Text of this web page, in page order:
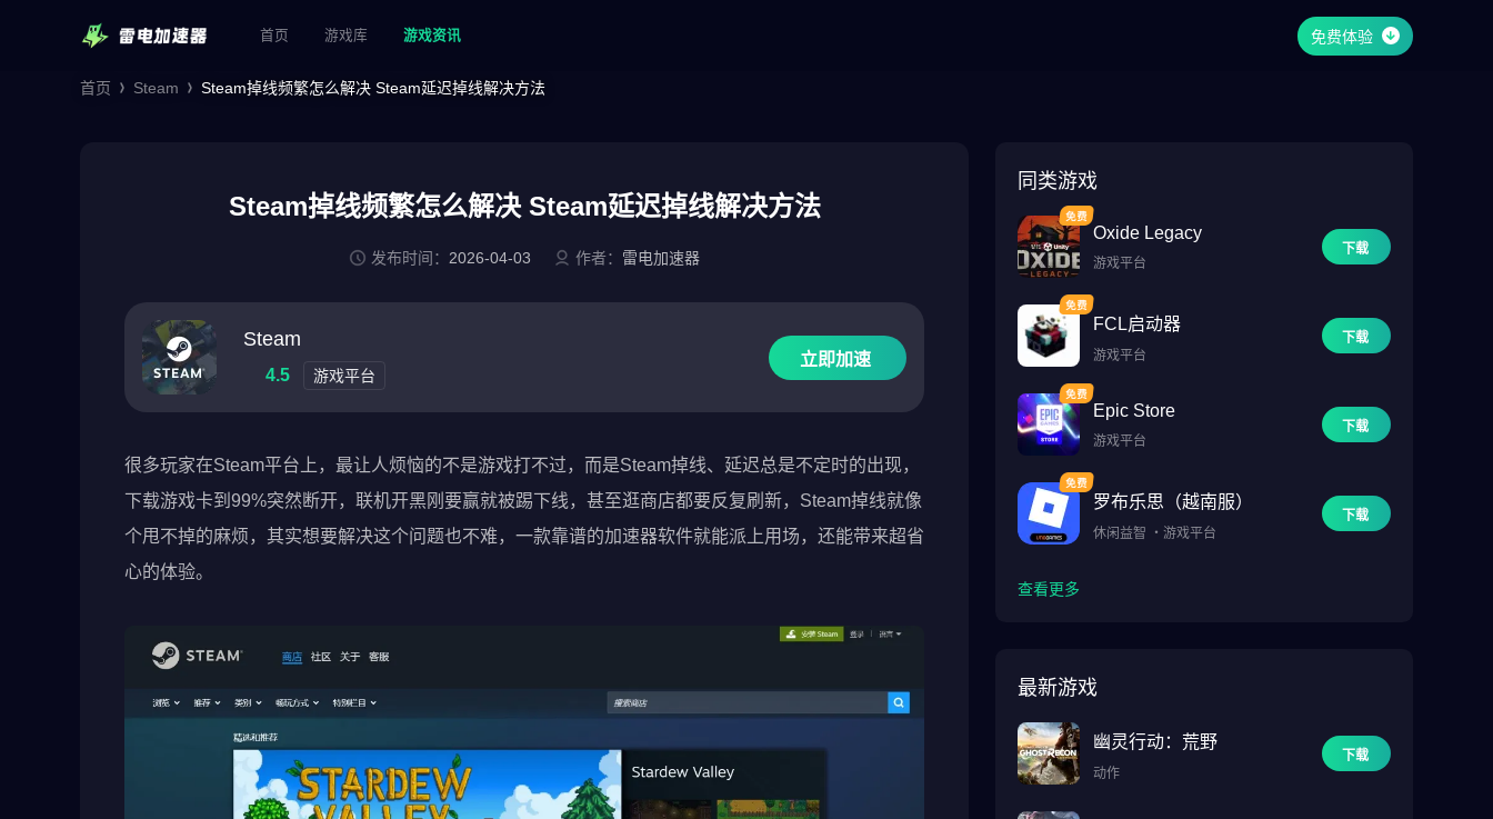
首页 游戏库 游戏资讯 免费体验
首页 Steam Steam掉线频繁怎么解决 Steam延迟掉线解决方法
Steam掉线频繁怎么解决 Steam延迟掉线解决方法
发布时间： 2026-04-03 作者： 雷电加速器
Steam
4.5 游戏平台
立即加速
很多玩家在Steam平台上，最让人烦恼的不是游戏打不过，而是Steam掉线、延迟总是不定时的出现，
下载游戏卡到99%突然断开，联机开黑刚要赢就被踢下线，甚至逛商店都要反复刷新，Steam掉线就像
个甩不掉的麻烦，其实想要解决这个问题也不难，一款靠谱的加速器软件就能派上用场，还能带来超省
心的体验。
同类游戏
Oxide Legacy
游戏平台
下载
FCL启动器
游戏平台
下载
Epic Store
游戏平台
下载
罗布乐思（越南服）
休闲益智 ・ 游戏平台
下载
查看更多
最新游戏
幽灵行动：荒野
动作
下载